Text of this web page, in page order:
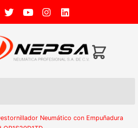
Neumático con Empuñadura